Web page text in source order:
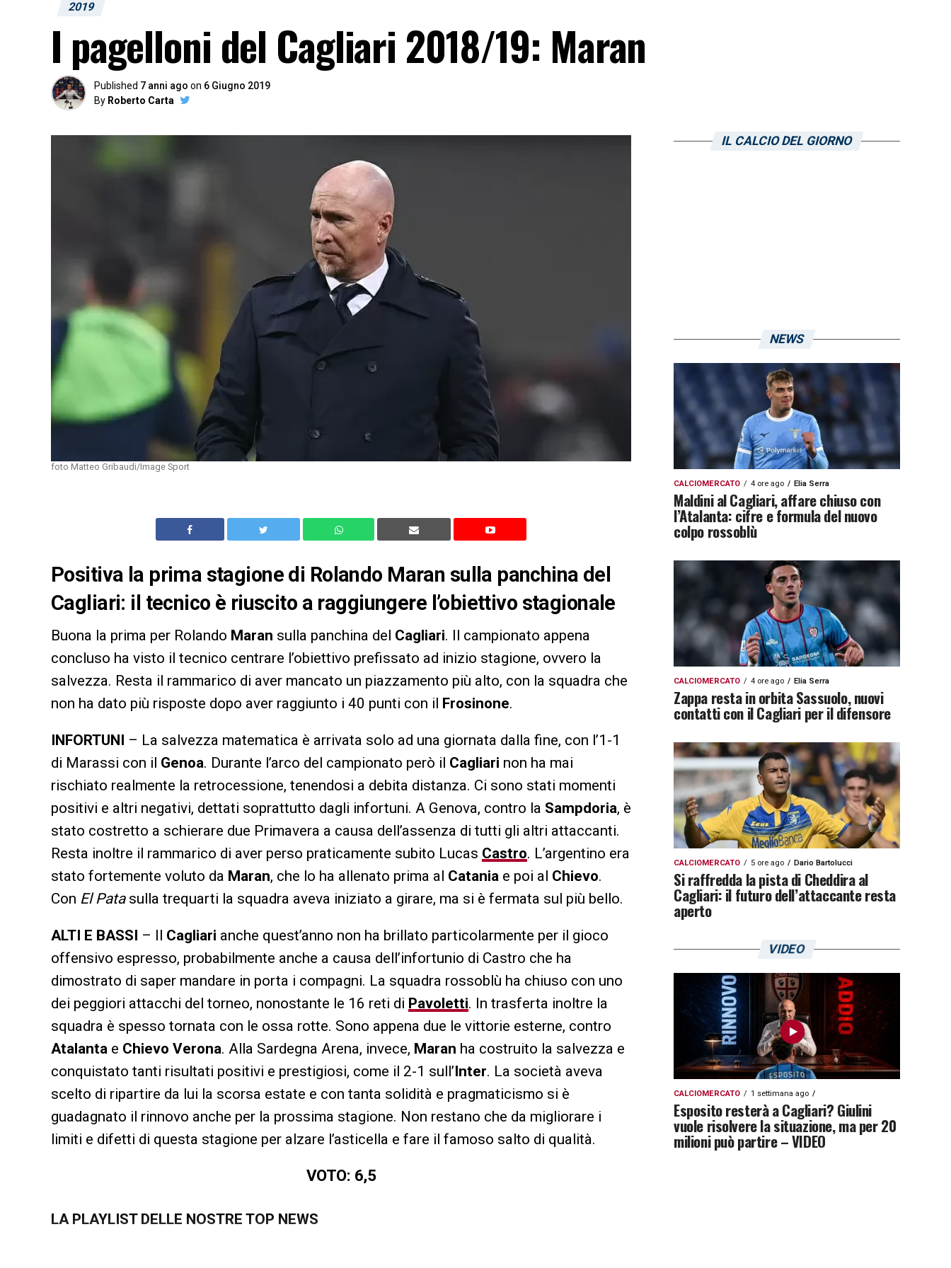
2019
I pagelloni del Cagliari 2018/19: Maran
Published 7 anni ago on 6 Giugno 2019
By Roberto Carta
foto Matteo Gribaudi/Image Sport
Positiva la prima stagione di Rolando Maran sulla panchina del
Cagliari: il tecnico è riuscito a raggiungere l’obiettivo stagionale
Buona la prima per Rolando Maran sulla panchina del Cagliari. Il campionato appena
concluso ha visto il tecnico centrare l’obiettivo prefissato ad inizio stagione, ovvero la
salvezza. Resta il rammarico di aver mancato un piazzamento più alto, con la squadra che
non ha dato più risposte dopo aver raggiunto i 40 punti con il Frosinone.
INFORTUNI – La salvezza matematica è arrivata solo ad una giornata dalla fine, con l’1-1
di Marassi con il Genoa. Durante l’arco del campionato però il Cagliari non ha mai
rischiato realmente la retrocessione, tenendosi a debita distanza. Ci sono stati momenti
positivi e altri negativi, dettati soprattutto dagli infortuni. A Genova, contro la Sampdoria, è
stato costretto a schierare due Primavera a causa dell’assenza di tutti gli altri attaccanti.
Resta inoltre il rammarico di aver perso praticamente subito Lucas Castro. L’argentino era
stato fortemente voluto da Maran, che lo ha allenato prima al Catania e poi al Chievo.
Con El Pata sulla trequarti la squadra aveva iniziato a girare, ma si è fermata sul più bello.
ALTI E BASSI – Il Cagliari anche quest’anno non ha brillato particolarmente per il gioco
offensivo espresso, probabilmente anche a causa dell’infortunio di Castro che ha
dimostrato di saper mandare in porta i compagni. La squadra rossoblù ha chiuso con uno
dei peggiori attacchi del torneo, nonostante le 16 reti di Pavoletti. In trasferta inoltre la
squadra è spesso tornata con le ossa rotte. Sono appena due le vittorie esterne, contro
Atalanta e Chievo Verona. Alla Sardegna Arena, invece, Maran ha costruito la salvezza e
conquistato tanti risultati positivi e prestigiosi, come il 2-1 sull’Inter. La società aveva
scelto di ripartire da lui la scorsa estate e con tanta solidità e pragmaticismo si è
guadagnato il rinnovo anche per la prossima stagione. Non restano che da migliorare i
limiti e difetti di questa stagione per alzare l’asticella e fare il famoso salto di qualità.
VOTO: 6,5
LA PLAYLIST DELLE NOSTRE TOP NEWS
IL CALCIO DEL GIORNO
NEWS
CALCIOMERCATO 4 ore ago Elia Serra
Maldini al Cagliari, affare chiuso con
l’Atalanta: cifre e formula del nuovo
colpo rossoblù
CALCIOMERCATO 4 ore ago Elia Serra
Zappa resta in orbita Sassuolo, nuovi
contatti con il Cagliari per il difensore
CALCIOMERCATO 5 ore ago Dario Bartolucci
Si raffredda la pista di Cheddira al
Cagliari: il futuro dell’attaccante resta
aperto
VIDEO
CALCIOMERCATO 1 settimana ago
Esposito resterà a Cagliari? Giulini
vuole risolvere la situazione, ma per 20
milioni può partire – VIDEO